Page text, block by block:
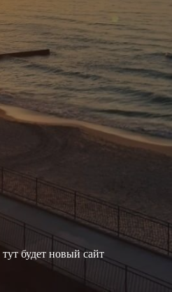
будет новый сайт